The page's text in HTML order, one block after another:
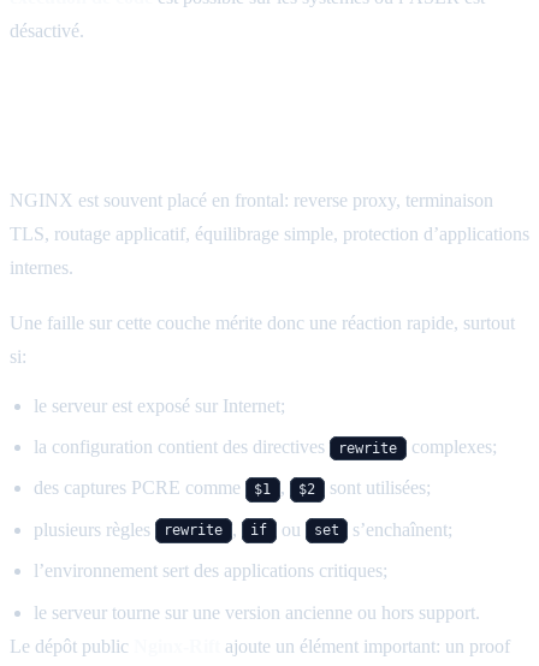
désactivé.
NGINX est souvent placé en frontal: reverse proxy, terminaison
TLS, routage applicatif, équilibrage simple, protection d’applications
internes.
Une faille sur cette couche mérite donc une réaction rapide, surtout
si:
le serveur est exposé sur Internet;
la configuration contient des directives rewrite complexes;
des captures PCRE comme $1 , $2 sont utilisées;
plusieurs règles rewrite , if ou set s’enchaînent;
l’environnement sert des applications critiques;
le serveur tourne sur une version ancienne ou hors support.
Le dépôt public
ajoute un élément important: un proof